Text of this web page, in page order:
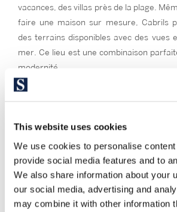
This website uses cookies
We use cookies to personalise
provide social media features and to
We also share information about your
our social media, advertising and
may combine it with other information
vacances, des villas près de la plage.
faire une maison sur mesure, Cabrils
des terrains disponibles avec des vues
mer. Ce lieu est une combinaison
modernité.
Cabrils peut être l’endroit idéal si vous
la bonne cuisine et la proximité de
endroit pour vous.